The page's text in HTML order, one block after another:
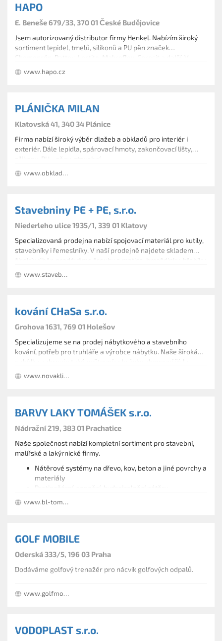
HAPO
E. Beneše 679/33, 370 01 České Budějovice
Jsem autorizovaný distributor firmy Henkel. Nabízím široký
sortiment lepidel, tmelů, silikonů a PU pěn značek
Chemoprén, Pattex, Loctite, Makroflex, Ceresit a další. V
našem portfoliu naleznete například lepidlo na zateplování,
těsnící vlákno a mnoho dalšího.
www.hapo.cz
PLÁNIČKA MILAN
Klatovská 41, 340 34 Plánice
Firma nabízí široký výběr dlažeb a obkladů pro interiér i
exteriér. Dále lepidla, spárovací hmoty, zakončovací lišty,
silikony, PU - pěny, stavební
nářadí,vany,umyvadla,koupelnový nábytek a jiné doplňky.
Provádíme též obkladačské a zednické práce.
www.obklady-planicka.cz
Stavebniny PE + PE, s.r.o.
Niederleho ulice 1935/1, 339 01 Klatovy
Specializovaná prodejna nabízí spojovací materiál pro kutily,
stavebníky i řemeslníky. V naší prodejně najdete skladem
a nýty, řetězy, kování, závitové tyče. Dále lepidla, tmely a
silikony, tekuté kotvy, PU pěny. Prodáváme také pletivo.
www.stavebniny-pepe.cz
kování CHaSa s.r.o.
Grohova 1631, 769 01 Holešov
Specializujeme se na prodej nábytkového a stavebního
kování, potřeb pro truhláře a výrobce nábytku. Naše široká
kancelářské pokladny, lepidla, tmely, silikony, PU pěny,
spojovací materiál, dřevěné kolíky a lamelky, úchytky a
www.novaklika.cz
BARVY LAKY TOMÁŠEK s.r.o.
Nádražní 219, 383 01 Prachatice
Naše společnost nabízí kompletní sortiment pro stavební,
malířské a lakýrnické firmy.
Nátěrové systémy na dřevo, kov, beton a jiné povrchy a
materiály
Protipožární, sanační, hydroizolační nátěry
Malířské válečky, štětce, lepící pásky Tmely, silikony,
Poskytování slev při větším odběru zboží
www.bl-tomasek.cz
GOLF MOBILE
Oderská 333/5, 196 03 Praha
Dodáváme golfový trenažér pro nácvik golfových odpalů.
www.golfmobile.cz
VODOPLAST s.r.o.